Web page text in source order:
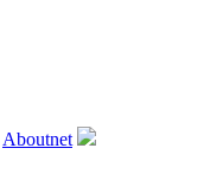
Aboutnet